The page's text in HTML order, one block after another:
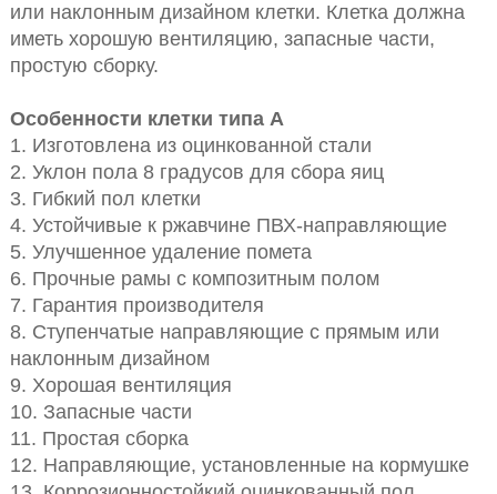
или наклонным дизайном клетки. Клетка должна
иметь хорошую вентиляцию, запасные части,
простую сборку.
Особенности клетки типа A
1. Изготовлена из оцинкованной стали
2. Уклон пола 8 градусов для сбора яиц
3. Гибкий пол клетки
4. Устойчивые к ржавчине ПВХ-направляющие
5. Улучшенное удаление помета
6. Прочные рамы с композитным полом
7. Гарантия производителя
8. Ступенчатые направляющие с прямым или
наклонным дизайном
9. Хорошая вентиляция
10. Запасные части
11. Простая сборка
12. Направляющие, установленные на кормушке